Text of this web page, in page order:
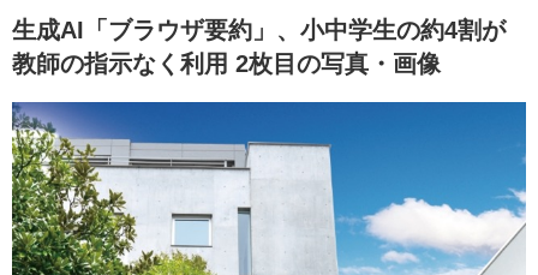
生成AI「ブラウザ要約」、小中学生の約4割が
教師の指示なく利用 2枚目の写真・画像